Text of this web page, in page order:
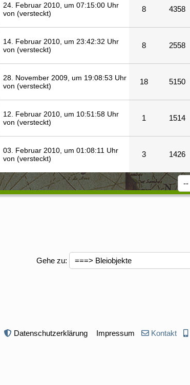
24. Februar 2010, um 07:15:00 Uhr
von (versteckt)
8 4358
14. Februar 2010, um 23:42:32 Uhr
von (versteckt)
8 2558
28. November 2009, um 19:08:53 Uhr
von (versteckt)
18 5150
12. Februar 2010, um 10:51:58 Uhr
von (versteckt)
1 1514
03. Februar 2010, um 01:08:11 Uhr
von (versteckt)
3 1426
Gehe zu:
Datenschutzerklärung Impressum Kontakt